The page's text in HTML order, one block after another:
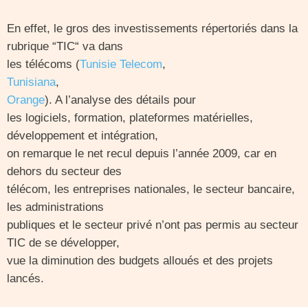
En effet, le gros des investissements répertoriés dans la
rubrique “TIC“ va dans
les télécoms (Tunisie Telecom,
Tunisiana,
Orange). A l’analyse des détails pour
les logiciels, formation, plateformes matérielles,
développement et intégration,
on remarque le net recul depuis l’année 2009, car en
dehors du secteur des
télécom, les entreprises nationales, le secteur bancaire,
les administrations
publiques et le secteur privé n’ont pas permis au secteur
TIC de se développer,
vue la diminution des budgets alloués et des projets
lancés.